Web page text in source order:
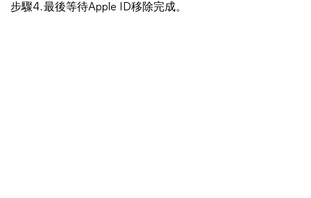
步驟4. 最後等待Apple ID移除完成。